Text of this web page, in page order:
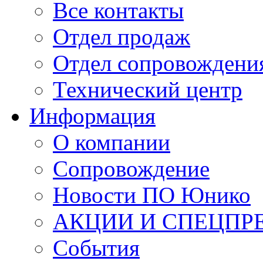
Все контакты
Отдел продаж
Отдел
Технический центр
Информация
О компании
Сопровождение
Новости ПО Юнико
АКЦИИ И
События